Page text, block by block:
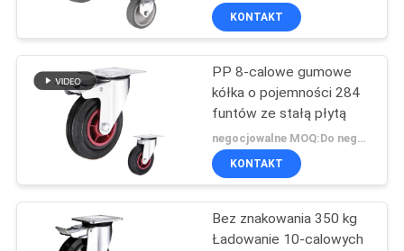
gumowe kółka
69
KONTAKT
PP 8-calowe gumowe
kółka o pojemności 284
funtów ze stałą płytą
negocjowalne MOQ:Do negocjacji
KONTAKT
Bez znakowania 350 kg
Ładowanie 10-calowych